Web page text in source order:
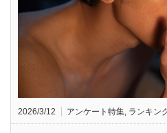
2026/3/12 アンケート特集, ランキン